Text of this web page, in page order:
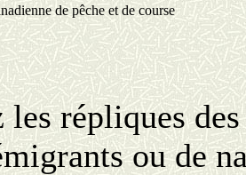
de pêche et de course
les répliques
ou de